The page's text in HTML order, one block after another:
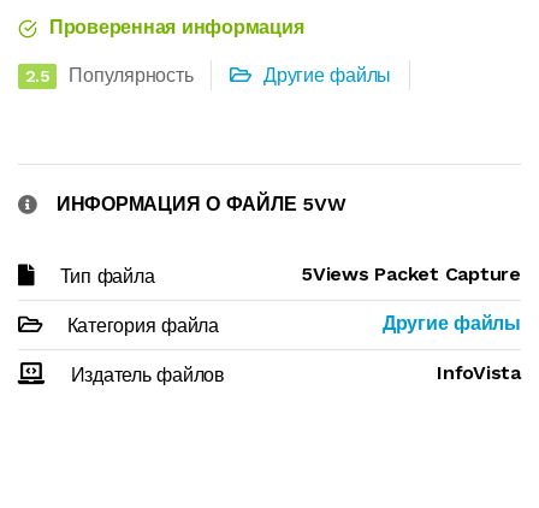
Проверенная информация
2.5 Популярность Другие файлы
ИНФОРМАЦИЯ О ФАЙЛЕ 5VW
Тип файла 5Views Packet Capture
Категория файла Другие файлы
Издатель файлов InfoVista